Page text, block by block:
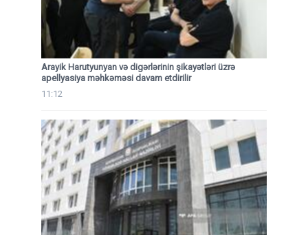
Arayik Harutyunyan və digərlərinin şikayətləri üzrə
apellyasiya məhkəməsi davam etdirilir
11:12